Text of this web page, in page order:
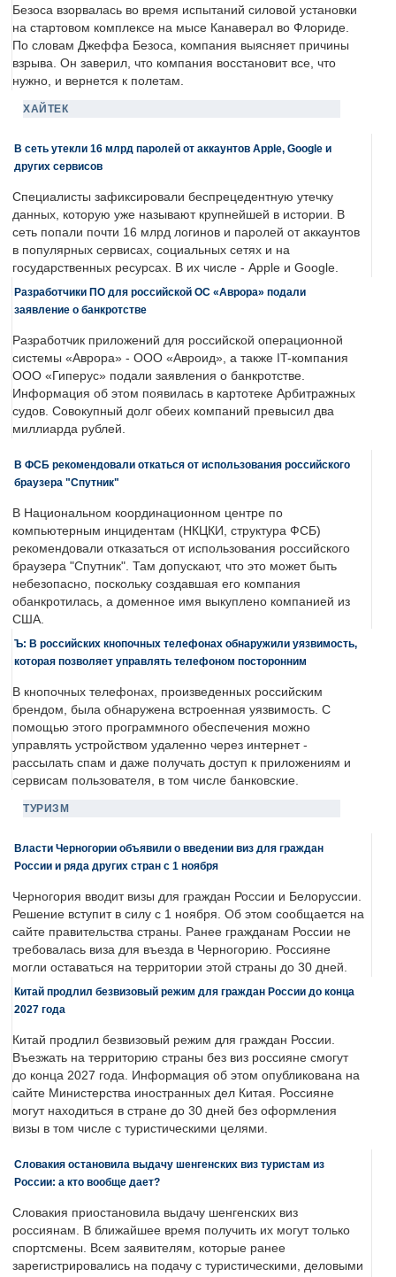
Безоса взорвалась во время испытаний силовой установки
на стартовом комплексе на мысе Канаверал во Флориде.
По словам Джеффа Безоса, компания выясняет причины
взрыва. Он заверил, что компания восстановит все, что
нужно, и вернется к полетам.
ХАЙТЕК
В сеть утекли 16 млрд паролей от аккаунтов Apple, Google и
других сервисов
Специалисты зафиксировали беспрецедентную утечку
данных, которую уже называют крупнейшей в истории. В
сеть попали почти 16 млрд логинов и паролей от аккаунтов
в популярных сервисах, социальных сетях и на
государственных ресурсах. В их числе - Apple и Google.
Разработчики ПО для российской ОС «Аврора» подали
заявление о банкротстве
Разработчик приложений для российской операционной
системы «Аврора» - ООО «Авроид», а также IT-компания
ООО «Гиперус» подали заявления о банкротстве.
Информация об этом появилась в картотеке Арбитражных
судов. Совокупный долг обеих компаний превысил два
миллиарда рублей.
В ФСБ рекомендовали откаться от использования российского
браузера "Спутник"
В Национальном координационном центре по
компьютерным инцидентам (НКЦКИ, структура ФСБ)
рекомендовали отказаться от использования российского
браузера "Спутник". Там допускают, что это может быть
небезопасно, поскольку создавшая его компания
обанкротилась, а доменное имя выкуплено компанией из
США.
Ъ: В российских кнопочных телефонах обнаружили уязвимость,
которая позволяет управлять телефоном посторонним
В кнопочных телефонах, произведенных российским
брендом, была обнаружена встроенная уязвимость. С
помощью этого программного обеспечения можно
управлять устройством удаленно через интернет -
рассылать спам и даже получать доступ к приложениям и
сервисам пользователя, в том числе банковские.
ТУРИЗМ
Власти Черногории объявили о введении виз для граждан
России и ряда других стран с 1 ноября
Черногория вводит визы для граждан России и Белоруссии.
Решение вступит в силу с 1 ноября. Об этом сообщается на
сайте правительства страны. Ранее гражданам России не
требовалась виза для въезда в Черногорию. Россияне
могли оставаться на территории этой страны до 30 дней.
Китай продлил безвизовый режим для граждан России до конца
2027 года
Китай продлил безвизовый режим для граждан России.
Въезжать на территорию страны без виз россияне смогут
до конца 2027 года. Информация об этом опубликована на
сайте Министерства иностранных дел Китая. Россияне
могут находиться в стране до 30 дней без оформления
визы в том числе с туристическими целями.
Словакия остановила выдачу шенгенских виз туристам из
России: а кто вообще дает?
Словакия приостановила выдачу шенгенских виз
россиянам. В ближайшее время получить их могут только
спортсмены. Всем заявителям, которые ранее
зарегистрировались на подачу с туристическими, деловыми